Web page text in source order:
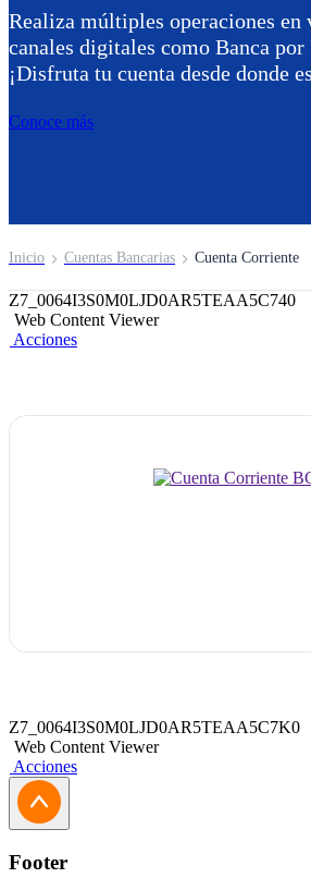
Realiza múltiples operaciones en
canales digitales como Banca
¡Disfruta tu cuenta desde donde
Conoce más
Inicio Cuentas Bancarias Cuenta Corriente
Z7_0064I3S0M0LJD0AR5TEAA5C740
Web Content Viewer
Acciones
Z7_0064I3S0M0LJD0AR5TEAA5C7K0
Web Content Viewer
Acciones
Footer